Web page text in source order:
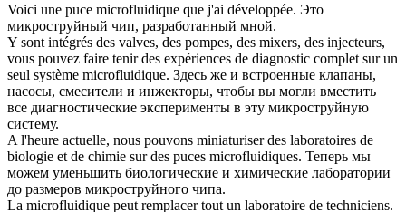
Voici une puce microfluidique que j'ai développée. Это
микроструйный чип, разработанный мной.
Y sont intégrés des valves, des pompes, des mixers, des injecteurs,
vous pouvez faire tenir des expériences de diagnostic complet sur un
seul système microfluidique. Здесь же и встроенные клапаны,
насосы, смесители и инжекторы, чтобы вы могли вместить
все диагностические эксперименты в эту микроструйную
систему.
A l'heure actuelle, nous pouvons miniaturiser des laboratoires de
biologie et de chimie sur des puces microfluidiques. Теперь мы
можем уменьшить биологические и химические лаборатории
до размеров микроструйного чипа.
La microfluidique peut remplacer tout un laboratoire de techniciens.